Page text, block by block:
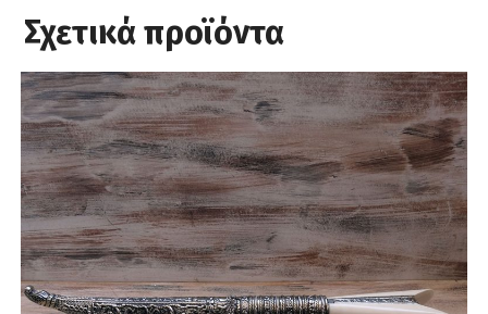
Σχετικά προϊόντα